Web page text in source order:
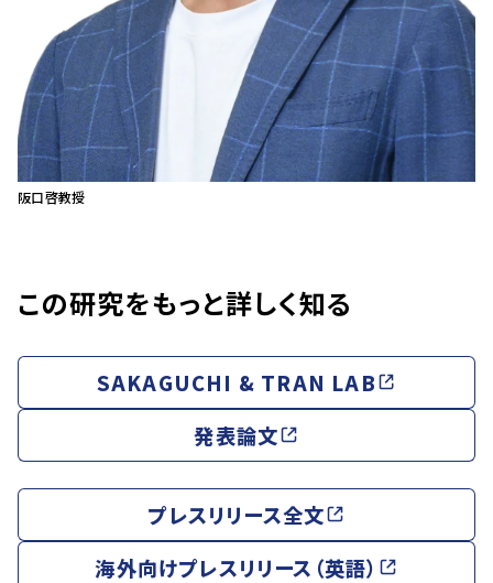
阪口啓教授
この研究をもっと詳しく知る
SAKAGUCHI & TRAN LAB
発表論文
プレスリリース全文
海外向けプレスリリース（英語）